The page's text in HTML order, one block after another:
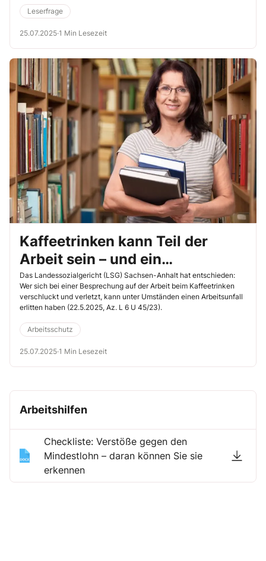
Leserfrage
25.07.2025·1 Min Lesezeit
Kaffeetrinken kann Teil der
Arbeit sein – und ein
Arbeitsunfall
Das Landessozialgericht (LSG) Sachsen-Anhalt hat entschieden:
Wer sich bei einer Besprechung auf der Arbeit beim Kaffeetrinken
verschluckt und verletzt, kann unter Umständen einen Arbeitsunfall
erlitten haben (22.5.2025, Az. L 6 U 45/23).
Arbeitsschutz
25.07.2025·1 Min Lesezeit
Arbeitshilfen
Checkliste: Verstöße gegen den
Mindestlohn – daran können Sie sie
erkennen